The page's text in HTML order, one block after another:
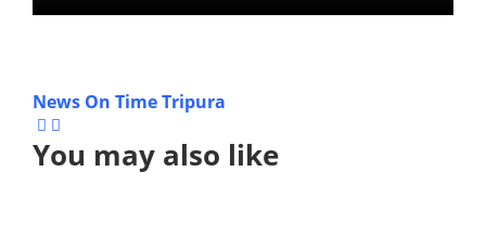
News On Time Tripura
You may also like